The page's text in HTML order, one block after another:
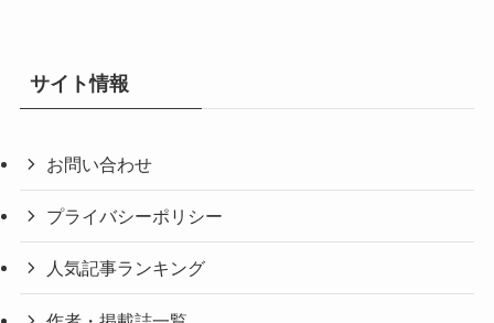
サイト情報
お問い合わせ
プライバシーポリシー
人気記事ランキング